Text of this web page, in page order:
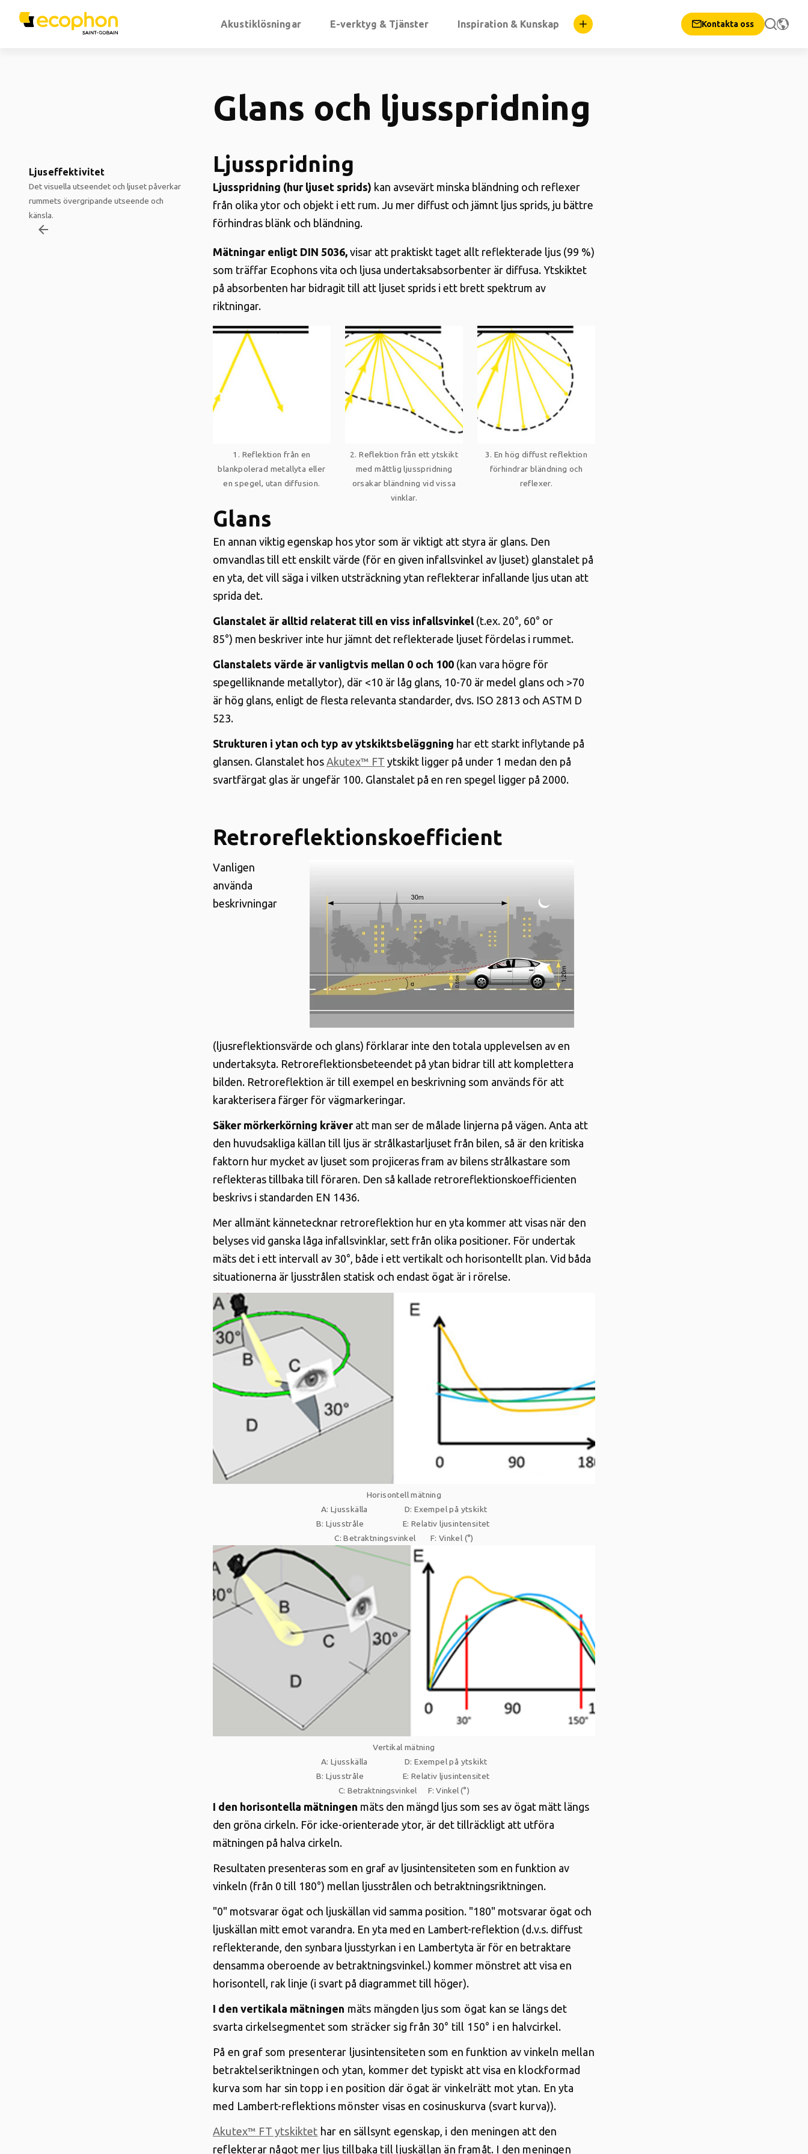
Akustiklösningar E-verktyg & Tjänster Inspiration & Kunskap Kontakta oss
Glans och ljusspridning
Ljuseffektivitet
Det visuella utseendet och ljuset påverkar
rummets övergripande utseende och
känsla.
arrow_backward
Ljusspridning
Ljusspridning (hur ljuset sprids) kan avsevärt minska bländning och reflexer
från olika ytor och objekt i ett rum. Ju mer diffust och jämnt ljus sprids, ju bättre
förhindras blänk och bländning.
Mätningar enligt DIN 5036, visar att praktiskt taget allt reflekterade ljus (99 %)
som träffar Ecophons vita och ljusa undertaksabsorbenter är diffusa. Ytskiktet
på absorbenten har bidragit till att ljuset sprids i ett brett spektrum av
riktningar.
1. Reflektion från en
blankpolerad metallyta eller
en spegel, utan diffusion.
2.Reflektion från ett ytskikt
med måttlig ljusspridning
orsakar bländning vid vissa
vinklar.
3.En hög diffust reflektion
förhindrar bländning och
reflexer.
Glans
En annan viktig egenskap hos ytor som är viktigt att styra är glans. Den
omvandlas till ett enskilt värde (för en given infallsvinkel av ljuset) glanstalet på
en yta, det vill säga i vilken utsträckning ytan reflekterar infallande ljus utan att
sprida det.
Glanstalet är alltid relaterat till en viss infallsvinkel (t.ex. 20°, 60° or
85°) men beskriver inte hur jämnt det reflekterade ljuset fördelas i rummet.
Glanstalets värde är vanligtvis mellan 0 och 100 (kan vara högre för
spegelliknande metallytor), där <10 är låg glans, 10-70 är medel glans och >70
är hög glans, enligt de flesta relevanta standarder, dvs. ISO 2813 och ASTM D
523.
Strukturen i ytan och typ av ytskiktsbeläggning har ett starkt inflytande på
glansen. Glanstalet hos Akutex™ FT ytskikt ligger på under 1 medan den på
svartfärgat glas är ungefär 100. Glanstalet på en ren spegel ligger på 2000.
Retroreflektionskoefficient
Vanligen
använda
beskrivningar
(ljusreflektionsvärde och glans) förklarar inte den totala upplevelsen av en
undertaksyta. Retroreflektionsbeteendet på ytan bidrar till att komplettera
bilden. Retroreflektion är till exempel en beskrivning som används för att
karakterisera färger för vägmarkeringar.
Säker mörkerkörning kräver att man ser de målade linjerna på vägen. Anta att
den huvudsakliga källan till ljus är strålkastarljuset från bilen, så är den kritiska
faktorn hur mycket av ljuset som projiceras fram av bilens strålkastare som
reflekteras tillbaka till föraren. Den så kallade retroreflektionskoefficienten
beskrivs i standarden EN 1436.
Mer allmänt kännetecknar retroreflektion hur en yta kommer att visas när den
belyses vid ganska låga infallsvinklar, sett från olika positioner. För undertak
mäts det i ett intervall av 30°, både i ett vertikalt och horisontellt plan. Vid båda
situationerna är ljusstrålen statisk och endast ögat är i rörelse.
Horisontell mätning
A: Ljusskälla D: Exempel på ytskikt
B: Ljusstråle E: Relativ ljusintensitet
C: Betraktningsvinkel F: Vinkel (°)
Vertikal mätning
A: Ljusskälla D: Exempel på ytskikt
B: Ljusstråle E: Relativ ljusintensitet
C: Betraktningsvinkel F: Vinkel (°)
I den horisontella mätningen mäts den mängd ljus som ses av ögat mätt längs
den gröna cirkeln. För icke-orienterade ytor, är det tillräckligt att utföra
mätningen på halva cirkeln.
Resultaten presenteras som en graf av ljusintensiteten som en funktion av
vinkeln (från 0 till 180°) mellan ljusstrålen och betraktningsriktningen.
"0" motsvarar ögat och ljuskällan vid samma position. "180" motsvarar ögat och
ljuskällan mitt emot varandra. En yta med en Lambert-reflektion (d.v.s. diffust
reflekterande, den synbara ljusstyrkan i en Lambertyta är för en betraktare
densamma oberoende av betraktningsvinkel.) kommer mönstret att visa en
horisontell, rak linje (i svart på diagrammet till höger).
I den vertikala mätningen mäts mängden ljus som ögat kan se längs det
svarta cirkelsegmentet som sträcker sig från 30° till 150° i en halvcirkel.
På en graf som presenterar ljusintensiteten som en funktion av vinkeln mellan
betraktelseriktningen och ytan, kommer det typiskt att visa en klockformad
kurva som har sin topp i en position där ögat är vinkelrätt mot ytan. En yta
med Lambert-reflektions mönster visas en cosinuskurva (svart kurva)).
Akutex™ FT ytskiktet har en sällsynt egenskap, i den meningen att den
reflekterar något mer ljus tillbaka till ljuskällan än framåt. I den meningen